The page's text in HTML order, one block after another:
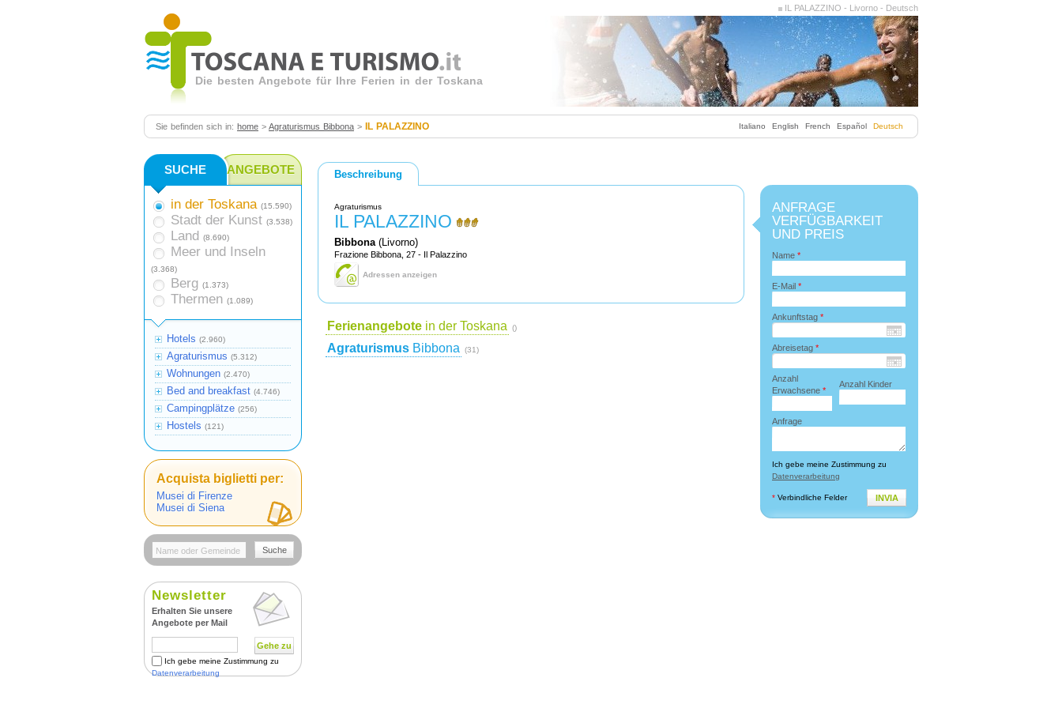
IL PALAZZINO - Livorno - Deutsch
Die besten Angebote für Ihre Ferien in der Toskana
Italiano English French Español Deutsch
Sie befinden sich in: home > Agraturismus Bibbona > IL PALAZZINO
Beschreibung
Agraturismus
IL PALAZZINO
Bibbona(Livorno)
Frazione Bibbona, 27 - Il Palazzino
Adressen anzeigen
Ferienangebote in der Toskana ()
Agraturismus Bibbona (31)
SUCHE ANGEBOTE
in der Toskana (15.590)
Stadt der Kunst (3.538)
Land (8.690)
Meer und Inseln
(3.368)
Berg (1.373)
Thermen (1.089)
Hotels (2.960)
Agraturismus (5.312)
Wohnungen (2.470)
Bed and breakfast (4.746)
Campingplätze (256)
Hostels (121)
Acquista biglietti per:
Musei di Firenze
Musei di Siena
Suche
Newsletter
Erhalten Sie unsere
Angebote per Mail
Gehe zu
Ich gebe meine Zustimmung zu
Datenverarbeitung
ANFRAGE
VERFÜGBARKEIT
UND PREIS
Name *
E-Mail *
Ankunftstag *
Abreisetag *
Anzahl
Erwachsene *
Anzahl Kinder
Anfrage
Ich gebe meine Zustimmung zu
Datenverarbeitung
INVIA
* Verbindliche Felder